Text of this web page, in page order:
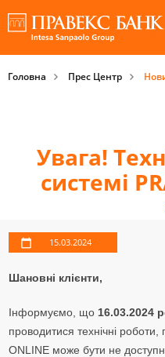
Головна Прес Центр
Увага!
системі
15.03.2024
Шановні клієнти,
Інформуємо, що 16.03.2024
проводитися технічні
ONLINE може бути не